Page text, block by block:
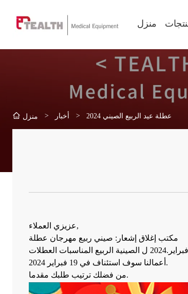
منزل
منزل > أخبار > عطلة عيد الربيع الصيني 2024
عزيزي العملاء,
مكتب إغلاق إشعار: صيني ربيع مهرجان عطلة
أعمالنا سوف استئناف في 19 فبراير 2024.
من فضلك ترتيب طلبك مقدما.